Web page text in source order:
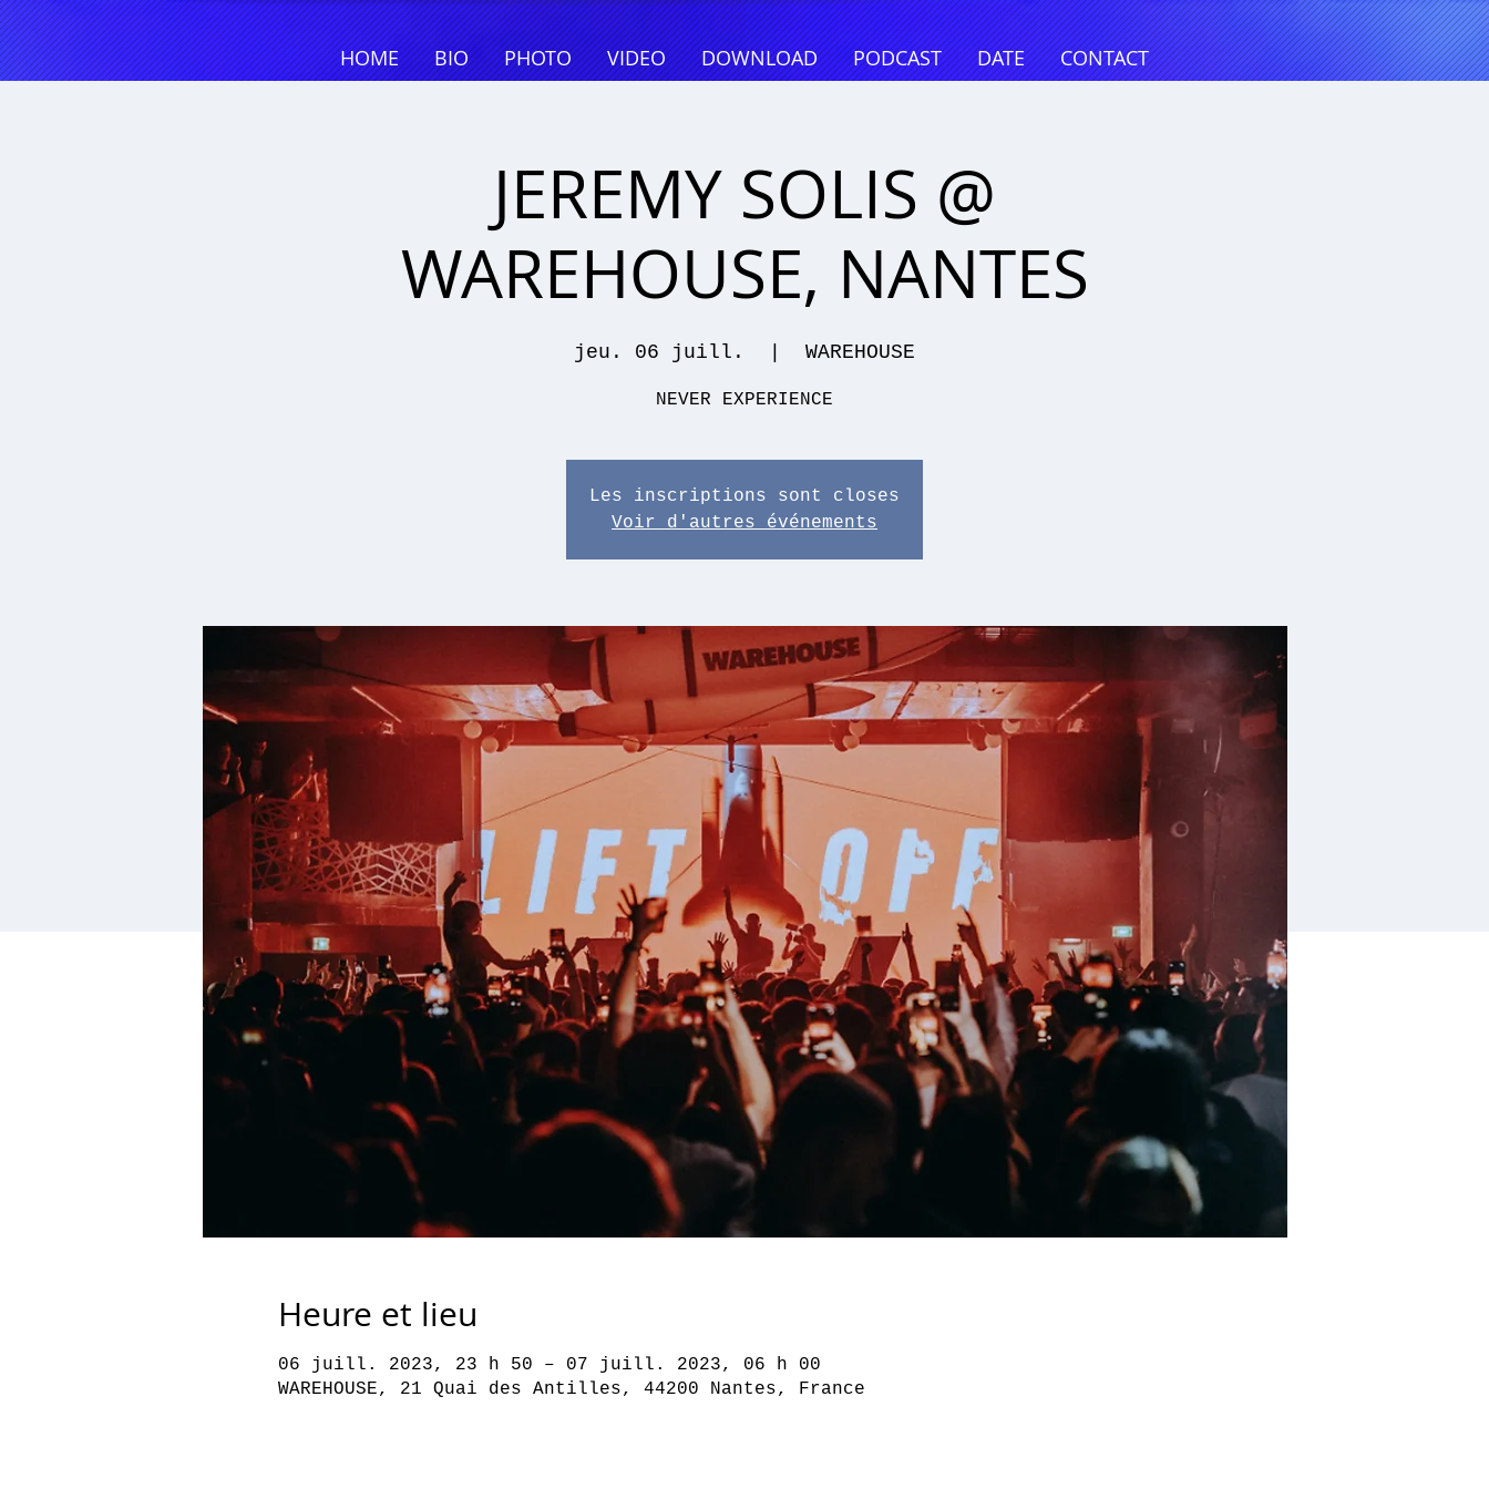
HOME BIO PHOTO VIDEO DOWNLOAD PODCAST DATE CONTACT
JEREMY SOLIS @
WAREHOUSE, NANTES
jeu. 06 juill. WAREHOUSE
NEVER EXPERIENCE
Les inscriptions sont closes
Voir d'autres événements
Heure et lieu
06 juill. 2023, 23 h 50 – 07 juill. 2023, 06 h 00
WAREHOUSE, 21 Quai des Antilles, 44200 Nantes, France